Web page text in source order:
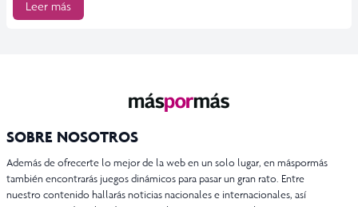
Leer más
SOBRE NOSOTROS
Además de ofrecerte lo mejor de la web en un solo lugar, en máspormás
también encontrarás juegos dinámicos para pasar un gran rato. Entre
nuestro contenido hallarás noticias nacionales e internacionales, así